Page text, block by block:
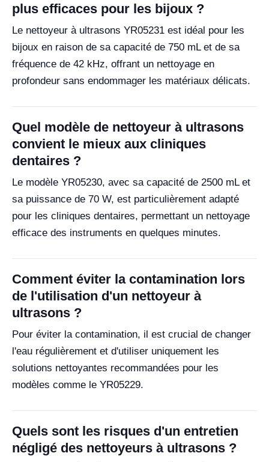
plus efficaces pour les bijoux ?
Le nettoyeur à ultrasons YR05231 est idéal pour les
bijoux en raison de sa capacité de 750 mL et de sa
fréquence de 42 kHz, offrant un nettoyage en
profondeur sans endommager les matériaux délicats.
Quel modèle de nettoyeur à ultrasons
convient le mieux aux cliniques
dentaires ?
Le modèle YR05230, avec sa capacité de 2500 mL et
sa puissance de 70 W, est particulièrement adapté
pour les cliniques dentaires, permettant un nettoyage
efficace des instruments en quelques minutes.
Comment éviter la contamination lors
de l'utilisation d'un nettoyeur à
ultrasons ?
Pour éviter la contamination, il est crucial de changer
l'eau régulièrement et d'utiliser uniquement les
solutions nettoyantes recommandées pour les
modèles comme le YR05229.
Quels sont les risques d'un entretien
négligé des nettoyeurs à ultrasons ?